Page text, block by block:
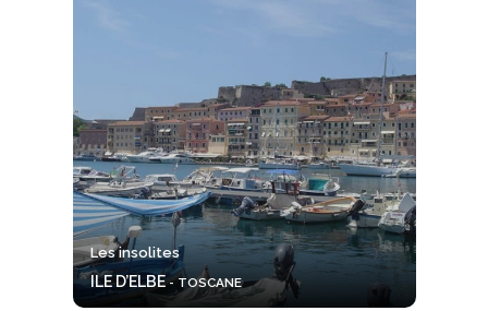
Les insolites
ILE D’ELBE- TOSCANE